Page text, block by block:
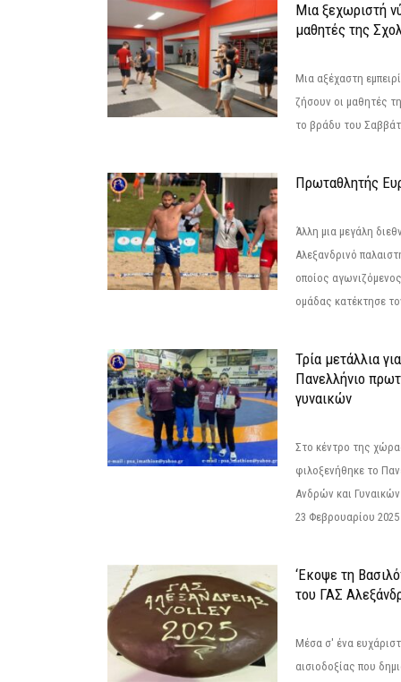
Μια ξεχωριστή
μαθητές της
Μια αξέχαστη
ζήσουν οι μαθητές
το βράδυ του
Πρωταθλητής
Άλλη μια μεγάλη
Αλεξανδρινό
οποίος
ομάδας κατέκτησε
Τρία μετάλλια
Πανελλήνιο
γυναικών
Στο κέντρο της
φιλοξενήθηκε το
Ανδρών και
23 Φεβρουαρίου
‘Εκοψε τη
του ΓΑΣ
Μέσα σ' ένα
αισιοδοξίας που